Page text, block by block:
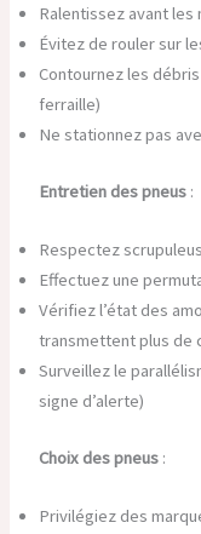
Ralentissez avant les
Évitez de rouler sur
Contournez les
ferraille)
Ne stationnez pas
Entretien des pneus:
Respectez
Effectuez une
Vérifiez l’état des
transmettent plus de
Surveillez le
signe d’alerte)
Choix des pneus:
Privilégiez des